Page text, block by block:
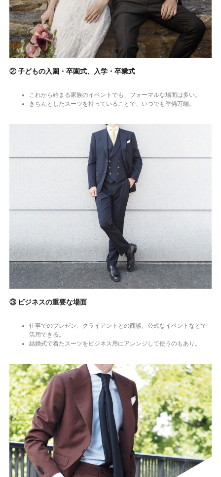
② 子どもの入園・卒園式、入学・卒業式
これから始まる家族のイベントでも、フォーマルな場面は多い。
きちんとしたスーツを持っていることで、いつでも準備万端。
③ ビジネスの重要な場面
仕事でのプレゼン、クライアントとの商談、公式なイベントなどで
活用できる。
結婚式で着たスーツをビジネス用にアレンジして使うのもあり。